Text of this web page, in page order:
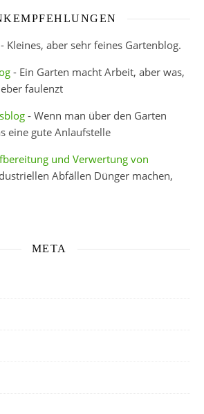
- Kleines, aber sehr feines Gartenblog.
- Ein Garten macht Arbeit, aber was,
faulenzt
- Wenn man über den Garten
eine gute Anlaufstelle
und Verwertung von
Abfällen Dünger machen,
META